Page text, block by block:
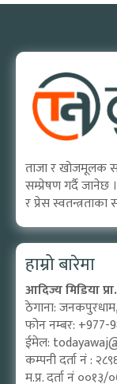
ताजा र खोजमूलक
सम्प्रेषण गर्दै जानेछ
र प्रेस
हाम्रो बारेमा
आदिज्य मिडिया
ठेगाना:
फोन नम्बर: +977-
ईमेल:
कम्पनी दर्ता नं :
म.प्र. दर्ता नं